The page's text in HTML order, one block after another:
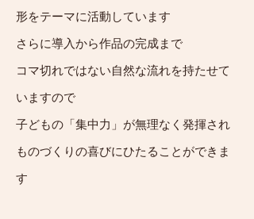
形をテーマに活動しています
さらに導入から作品の完成まで
コマ切れではない自然な流れを持たせて
いますので
子どもの「集中力」が無理なく発揮され
ものづくりの喜びにひたることができま
す